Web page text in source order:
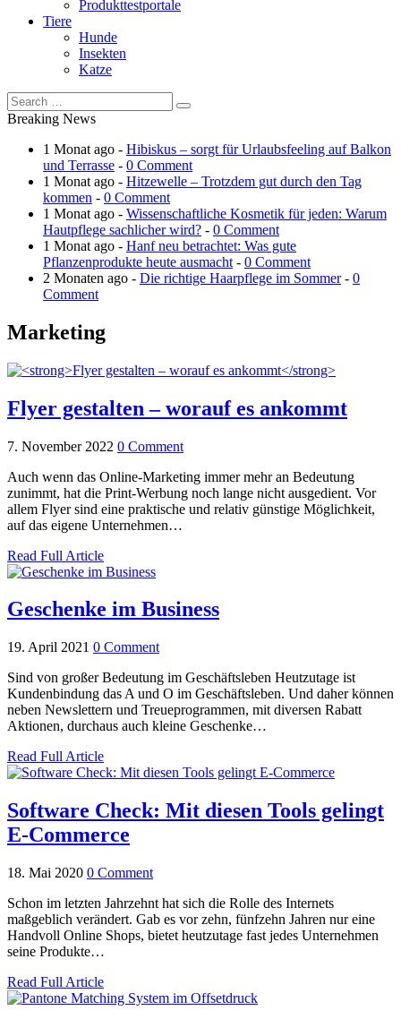
Produkttestportale
Tiere
Hunde
Insekten
Katze
Breaking News
1 Monat ago - Hibiskus – sorgt für Urlaubsfeeling auf Balkon
und Terrasse - 0 Comment
1 Monat ago - Hitzewelle – Trotzdem gut durch den Tag
kommen - 0 Comment
1 Monat ago - Wissenschaftliche Kosmetik für jeden: Warum
Hautpflege sachlicher wird? - 0 Comment
1 Monat ago - Hanf neu betrachtet: Was gute
Pflanzenprodukte heute ausmacht - 0 Comment
2 Monaten ago - Die richtige Haarpflege im Sommer- 0
Comment
Marketing
Flyer gestalten – worauf es ankommt
7. November 2022 0 Comment
Auch wenn das Online-Marketing immer mehr an Bedeutung
zunimmt, hat die Print-Werbung noch lange nicht ausgedient. Vor
allem Flyer sind eine praktische und relativ günstige Möglichkeit,
auf das eigene Unternehmen…
Read Full Article
Geschenke im Business
19. April 2021 0 Comment
Sind von großer Bedeutung im Geschäftsleben Heutzutage ist
Kundenbindung das A und O im Geschäftsleben. Und daher können
neben Newslettern und Treueprogrammen, mit diversen Rabatt
Aktionen, durchaus auch kleine Geschenke…
Read Full Article
Software Check: Mit diesen Tools gelingt
E-Commerce
18. Mai 2020 0 Comment
Schon im letzten Jahrzehnt hat sich die Rolle des Internets
maßgeblich verändert. Gab es vor zehn, fünfzehn Jahren nur eine
Handvoll Online Shops, bietet heutzutage fast jedes Unternehmen
seine Produkte…
Read Full Article